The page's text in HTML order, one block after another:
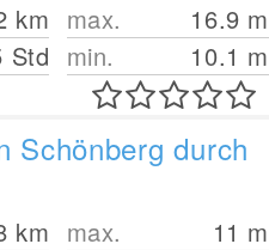
km
Std
max. 16.9 m
min.
10.1 m
Schönberg durch
km max. 11 m